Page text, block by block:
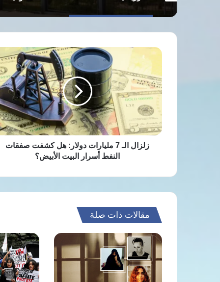
زلزال
مليارات
دولار:
كشفت
صفقات
النفط
أسرار
زلزال الـ 7 مليارات دولار: هل كشفت صفقات
النفط أسرار البيت الأبيض؟
مقالات ذات صلة